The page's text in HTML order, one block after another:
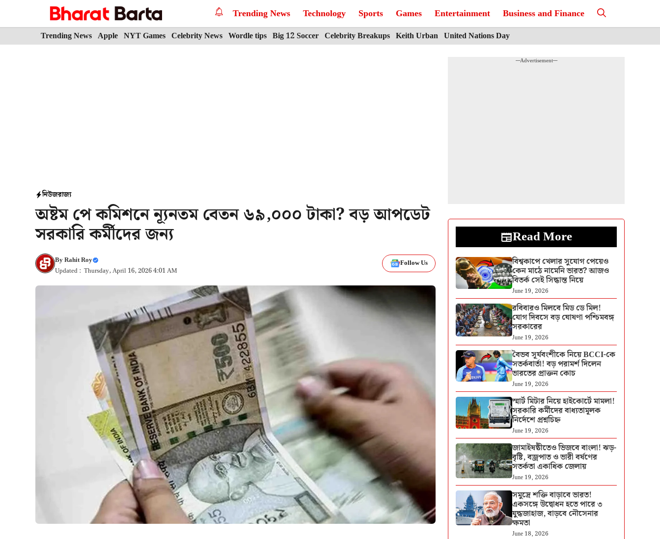
Trending News Technology Sports Games Entertainment Business and Finance
Trending News Apple NYT Games Celebrity News Wordle tips Big 12 Soccer Celebrity Breakups Keith Urban United Nations Day
নিউজরাজ্য
অষ্টম পে কমিশনে ন্যূনতম বেতন ৬৯,০০০ টাকা? বড় আপডেট
সরকারি কর্মীদের জন্য
ByRahit Roy
Updated : Thursday, April 16, 2026 4:01 AM
Follow Us
---Advertisement---
Read More
বিশ্বকাপে খেলার সুযোগ পেয়েও
কেন মাঠে নামেনি ভারত? আজও
বিতর্ক সেই সিদ্ধান্ত নিয়ে
June 19, 2026
রবিবারও মিলবে মিড ডে মিল!
যোগ দিবসে বড় ঘোষণা পশ্চিমবঙ্গ
সরকারের
June 19, 2026
বৈভব সূর্যবংশীকে নিয়ে BCCI-কে
সতর্কবার্তা! বড় পরামর্শ দিলেন
ভারতের প্রাক্তন কোচ
June 19, 2026
স্মার্ট মিটার নিয়ে হাইকোর্টে মামলা!
সরকারি কর্মীদের বাধ্যতামূলক
নির্দেশে প্রশ্নচিহ্ন
June 19, 2026
জামাইষষ্ঠীতেও ভিজবে বাংলা! ঝড়-
বৃষ্টি, বজ্রপাত ও ভারী বর্ষণের
সতর্কতা একাধিক জেলায়
June 19, 2026
সমুদ্রে শক্তি বাড়াবে ভারত!
একসঙ্গে উদ্বোধন হতে পারে ৩
যুদ্ধজাহাজ, বাড়বে নৌসেনার
ক্ষমতা
June 18, 2026